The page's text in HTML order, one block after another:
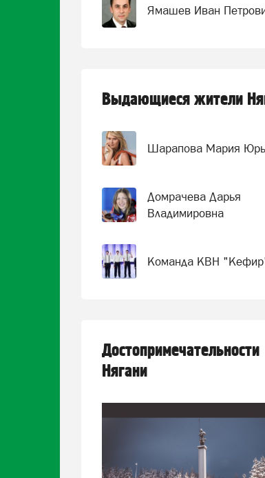
Ямашев Иван
Выдающиеся жители
Шарапова Мария
Домрачева Дарья
Владимировна
Команда КВН
Достопримечательности
Нягани